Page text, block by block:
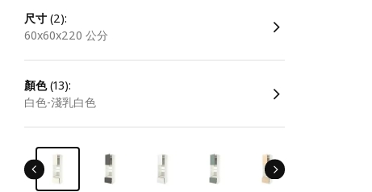
尺寸 (2):
60x60x220 公分
顏色(13):
白色-淺乳白色